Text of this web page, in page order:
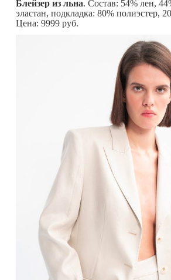
Блейзер из льна. Состав: 54% лен,
эластан, подкладка: 80% полиэстер,
Цена: 9999 руб.